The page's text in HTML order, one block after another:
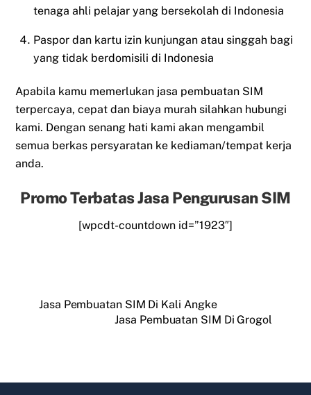
tenaga ahli pelajar yang bersekolah di Indonesia
Paspor dan kartu izin kunjungan atau singgah bagi
yang tidak berdomisili di Indonesia
Apabila kamu memerlukan jasa pembuatan SIM
terpercaya, cepat dan biaya murah silahkan hubungi
kami. Dengan senang hati kami akan mengambil
semua berkas persyaratan ke kediaman/tempat kerja
anda.
Promo Terbatas Jasa Pengurusan SIM
[wpcdt-countdown id=”1923″]
Jasa Pembuatan SIM Di Kali Angke
Jasa Pembuatan SIM Di Grogol